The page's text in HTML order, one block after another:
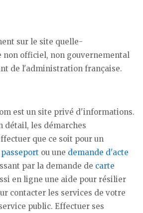
sur le site quelle-
non officiel, non gouvernemental
de l'administration française.
est un site privé d'informations.
détail, les démarches
que ce soit pour un
ou une demande d'acte
par la demande de carte
en ligne une aide pour résilier
contacter les services de votre
public. Effectuer ses